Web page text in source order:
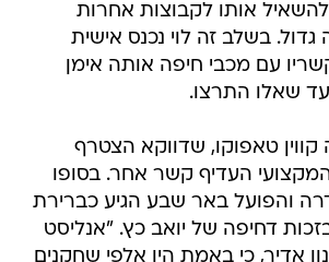
להשאיל אותו לקבוצות אחרות
גדול. בשלב זה לוי נכנס אישית
קשריו עם מכבי חיפה אותה אימן
שאלו התרצו.
טאפוקו, שדווקא הצטרף
העדיף קשר אחר. בסופו
והפועל באר שבע הגיע כברירת
דחיפה של יואב כץ. "אנליסט
אדיר, כי באמת היו אלפי שחקנים